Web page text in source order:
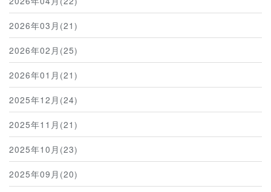
2026年03月(21)
2026年02月(25)
2026年01月(21)
2025年12月(24)
2025年11月(21)
2025年10月(23)
2025年09月(20)